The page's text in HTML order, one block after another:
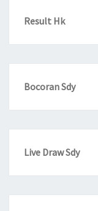
Result Hk
Bocoran Sdy
Live Draw Sdy